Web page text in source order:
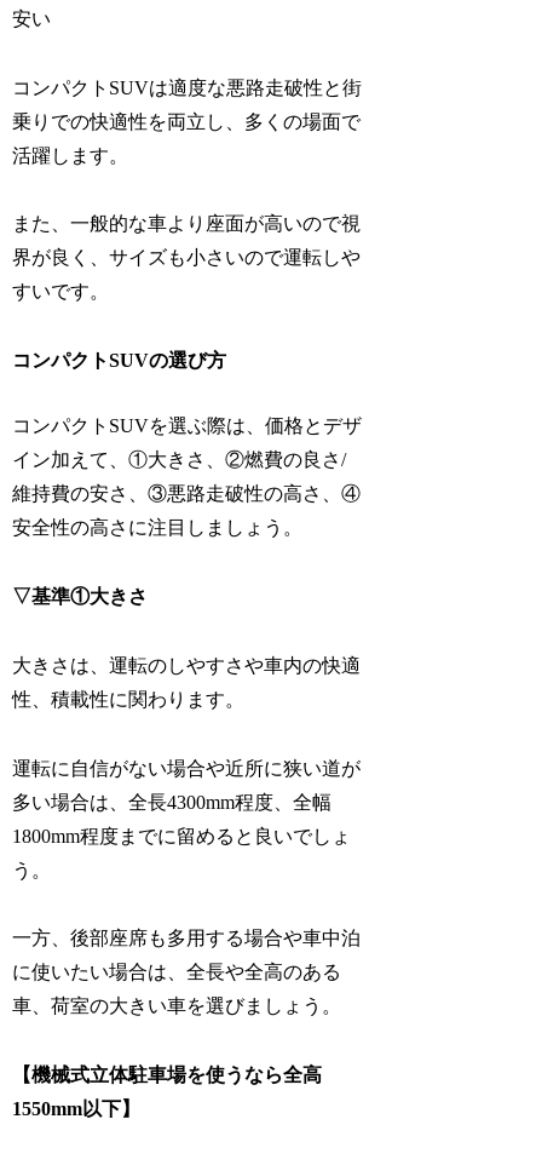
安い
コンパクトSUVは適度な悪路走破性と街
乗りでの快適性を両立し、多くの場面で
活躍します。
また、一般的な車より座面が高いので視
界が良く、サイズも小さいので運転しや
すいです。
コンパクトSUVの選び方
コンパクトSUVを選ぶ際は、価格とデザ
イン加えて、①大きさ、②燃費の良さ/
維持費の安さ、③悪路走破性の高さ、④
安全性の高さに注目しましょう。
▽基準①大きさ
大きさは、運転のしやすさや車内の快適
性、積載性に関わります。
運転に自信がない場合や近所に狭い道が
多い場合は、全長4300mm程度、全幅
1800mm程度までに留めると良いでしょ
う。
一方、後部座席も多用する場合や車中泊
に使いたい場合は、全長や全高のある
車、荷室の大きい車を選びましょう。
【機械式立体駐車場を使うなら全高
1550mm以下】